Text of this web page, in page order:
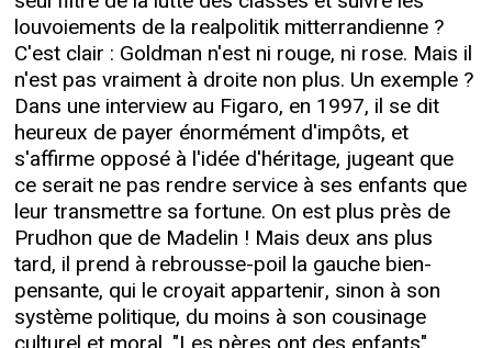
louvoiements de la realpolitik mitterrandienne ?
C'est clair : Goldman n'est ni rouge, ni rose. Mais il
n'est pas vraiment à droite non plus. Un exemple ?
Dans une interview au Figaro, en 1997, il se dit
heureux de payer énormément d'impôts, et
s'affirme opposé à l'idée d'héritage, jugeant que
ce serait ne pas rendre service à ses enfants que
leur transmettre sa fortune. On est plus près de
Prudhon que de Madelin ! Mais deux ans plus
tard, il prend à rebrousse-poil la gauche bien-
pensante, qui le croyait appartenir, sinon à son
système politique, du moins à son cousinage